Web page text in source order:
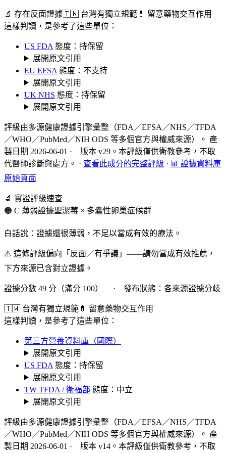
🔬 存在反面證據🇹🇼 台灣有獨立規範 💊 留意藥物交互作用
這樣判讀，是參考了這些單位：
US FDA 態度：持保留
展開原文引用
EU EFSA 態度：不支持
展開原文引用
UK NHS 態度：持保留
展開原文引用
評級由多源健康證據引擎彙整（FDA／EFSA／NHS／TFDA
／WHO／PubMed／NIH ODS 等多個官方與權威來源）。 產
製日期 2026-06-01 · 版本 v29。本評級僅供衛教參考，不取
代醫師診斷與處方。 · 查看此成分的完整評級 · 📊 證據資料庫
原始頁面
🔬 實證評級速查
🟠 C 薄弱證據聖潔莓 × 多囊性卵巢症候群
白話說：證據還很薄弱，不足以當成有效的療法。
⚠️ 這條評級偏向「反面／有爭議」——請勿當成有效推薦，
下方來源已含對立證據。
證據分數 49 分（滿分 100） · 發布狀態：各來源證據分歧
🇹🇼 台灣有獨立規範 💊 留意藥物交互作用
這樣判讀，是參考了這些單位：
第三方營養資料庫（國際）
展開原文引用
US FDA 態度：持保留
展開原文引用
TW TFDA / 衛福部 態度：中立
展開原文引用
評級由多源健康證據引擎彙整（FDA／EFSA／NHS／TFDA
／WHO／PubMed／NIH ODS 等多個官方與權威來源）。 產
製日期 2026-06-01 · 版本 v14。本評級僅供衛教參考，不取